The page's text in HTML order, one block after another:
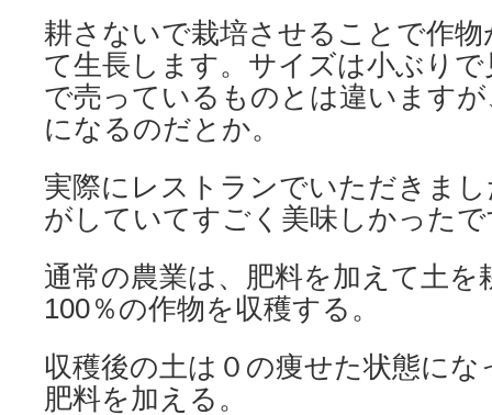
耕さないで栽培させることで作
て生長します。サイズは小ぶり
で売っているものとは違います
になるのだとか。
実際にレストランでいただきま
がしていてすごく美味しかった
通常の農業は、肥料を加えて土を
100％の作物を収穫する。
収穫後の土は０の痩せた状態に
肥料を加える。